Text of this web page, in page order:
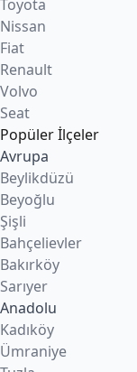
Toyota
Nissan
Fiat
Renault
Volvo
Seat
Popüler İlçeler
Avrupa
Beylikdüzü
Beyoğlu
Şişli
Bahçelievler
Bakırköy
Sarıyer
Anadolu
Kadıköy
Ümraniye